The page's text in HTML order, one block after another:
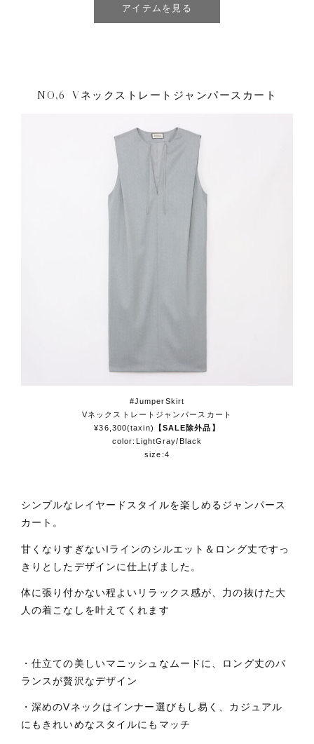
アイテムを見る
NO,6 Vネックストレートジャンパースカート
#JumperSkirt
Vネックストレートジャンパースカート
¥36,300(taxin)
【SALE除外品】
color:LightGray/Black
size:4
シンプルなレイヤードスタイルを楽しめるジャンパース
カート。
甘くなりすぎないIラインのシルエット＆ロング丈ですっ
きりとしたデザインに仕上げました。
体に張り付かない程よいリラックス感が、力の抜けた大
人の着こなしを叶えてくれます
・仕立ての美しいマニッシュなムードに、ロング丈のバ
ランスが贅沢なデザイン
・深めのVネックはインナー選びもし易く、カジュアル
にもきれいめなスタイルにもマッチ